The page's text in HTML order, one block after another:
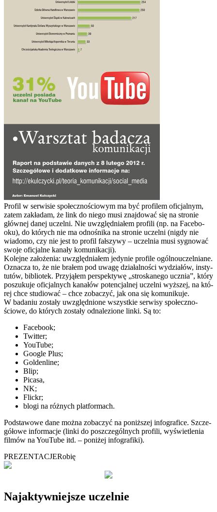
Pro­fil w ser­wi­sie spo­łecz­no­ścio­wym ma być pro­fi­lem ofi­cjal­nym,
zatem zakła­dam, że link do niego musi znaj­do­wać się na stro­nie
głów­nej danej uczelni. Nie uwzględ­nia­łem pro­fili (np. na Face­bo­
oku), do któ­rych nie ma odno­śnika na stro­nie uczelni (nigdy nie
wia­domo, czy nie jest to pro­fil fał­szywy – uczel­nia musi sygno­wać
swoje ofi­cjalne kanały komunikacji).
Kolejne zało­że­nia: uwzględ­nia­łem jedy­nie pro­file ogól­no­uczel­niane.
Ozna­cza to, że nie bra­łem pod uwagę dzia­łal­no­ści wydzia­łów, insty­
tu­tów, biblio­tek. Przy­ją­łem per­spek­tywę „stro­ska­nego ucznia”, który
poszu­kuje ofi­cjal­nych kana­łów poten­cjal­nej uczelni wyż­szej, na któ­
rej chce stu­dio­wać – chce zoba­czyć, jak ona się komunikuje.
W bada­niu zostały uwzględ­nione wszyst­kie ser­wisy spo­łecz­no­
ściowe, do któ­rych zostały odna­le­zione linki. Są to:
Face­book;
Twit­ter;
YouTube;
Google Plus;
Gol­den­line;
Blip;
Picasa,
NK;
Flickr;
blogi na róż­nych platformach.
Pod­sta­wowe dane można zoba­czyć na poniż­szej info­gra­fice. Szcze­
gó­łowe infor­ma­cje (linki do poszcze­gól­nych pro­fili, wyświe­tle­nia
fil­mów na YouTube itd. – poni­żej infografiki).
PREZENTACJERobię
Naj­ak­tyw­niej­sze uczelnie